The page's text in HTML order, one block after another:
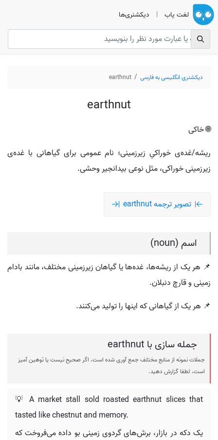
لغت یاب | دیکشنری‌ها
دیکشنری انگلیسی به فارسی earthnut
earthnut
🌐 خاکی
ریشه/غده‌ی خوراکیِ زیرزمینی؛ نام عمومی برای گیاهانی با غده‌ی
زیرزمینی خوراکی، مثل نوعی بیدانجیر وحشی.
تصویر ترجمه earthnut
اسم (noun)
📌 هر یک از ریشه‌ها، غده‌ها یا گیاهان زیرزمینی مختلف، مانند بادام
زمینی و قارچ دنبلان.
📌 هر یک از گیاهانی که اینها را تولید می‌کنند.
جمله سازی با earthnut
جملات نمونه از منابع مختلف جمع آوری شده است، اگر صحیح نیست یا توهین آمیز
است، لطفا گزارش دهید.
💡 A market stall sold roasted earthnut slices that
tasted like chestnut and memory.
یک دکه در بازار، برش‌های گردوی زمینی بو داده می‌فروخت که